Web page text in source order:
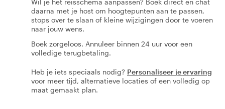
daarna met je host om hoogtepunten aan te passen,
stops over te slaan of kleine wijzigingen door te voeren
naar jouw wens.
Boek zorgeloos. Annuleer binnen 24 uur voor een
volledige terugbetaling.
Heb je iets speciaals nodig? Personaliseer je ervaring
voor meer tijd, alternatieve locaties of een volledig op
maat gemaakt plan.